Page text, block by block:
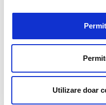
Utilizare doar